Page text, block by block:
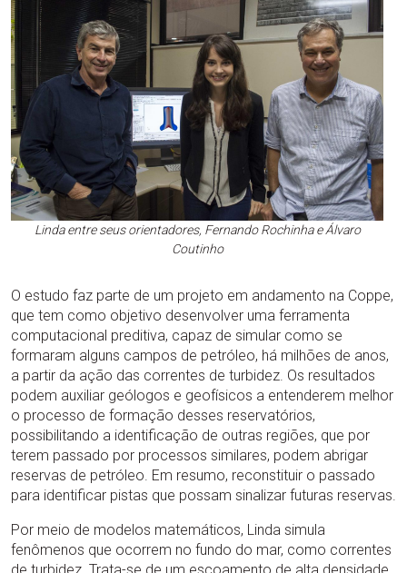
Linda entre seus orientadores, Fernando Rochinha e Álvaro
Coutinho
O estudo faz parte de um projeto em andamento na Coppe,
que tem como objetivo desenvolver uma ferramenta
computacional preditiva, capaz de simular como se
formaram alguns campos de petróleo, há milhões de anos,
a partir da ação das correntes de turbidez. Os resultados
podem auxiliar geólogos e geofísicos a entenderem melhor
o processo de formação desses reservatórios,
possibilitando a identificação de outras regiões, que por
terem passado por processos similares, podem abrigar
reservas de petróleo. Em resumo, reconstituir o passado
para identificar pistas que possam sinalizar futuras reservas.
Por meio de modelos matemáticos, Linda simula
fenômenos que ocorrem no fundo do mar, como correntes